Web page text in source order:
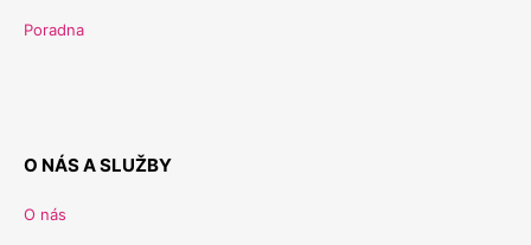
Poradna
O NÁS A SLUŽBY
O nás